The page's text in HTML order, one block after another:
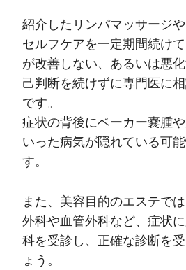
紹介したリンパマッサージ
セルフケアを一定期間続け
が改善しない、あるいは悪
己判断を続けずに専門医に
です。
症状の背後にベーカー嚢腫
いった病気が隠れている可
す。
また、美容目的のエステで
外科や血管外科など、症状
科を受診し、正確な診断を
ょう。